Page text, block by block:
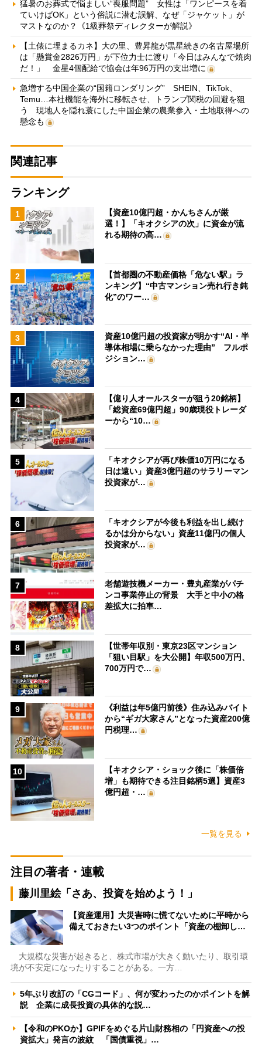
猛暑のお葬式で悩ましい“喪服問題” 女性は「ワンピースを着
ていけばOK」という俗説に潜む誤解、なぜ「ジャケット」が
マストなのか？《1級葬祭ディレクターが解説》
【土俵に埋まるカネ】大の里、豊昇龍が黒星続きの名古屋場所
は「懸賞金2826万円」が下位力士に渡り「今日はみんなで焼肉
だ！」 金星4個配給で協会は年96万円の支出増に
急増する中国企業の“国籍ロンダリング” SHEIN、TikTok、
Temu…本社機能を海外に移転させ、トランプ関税の回避を狙
う 現地人を隠れ蓑にした中国企業の農業参入・土地取得への
懸念も
関連記事
ランキング
1
【資産10億円超・かんちさんが厳
選！】「キオクシアの次」に資金が流
れる期待の高…
2
【首都圏の不動産価格「危ない駅」ラ
ンキング】“中古マンション売れ行き鈍
化”のワー…
3
資産10億円超の投資家が明かす“AI・半
導体相場に乗らなかった理由” フルポ
ジション…
4
【億り人オールスターが狙う20銘柄】
「総資産69億円超」90歳現役トレーダ
ーから“10…
5
「キオクシアが再び株価10万円になる
日は遠い」資産3億円超のサラリーマン
投資家が…
6
「キオクシアが今後も利益を出し続け
るかは分からない」資産11億円の個人
投資家が…
7
老舗遊技機メーカー・豊丸産業がパチ
ンコ事業停止の背景 大手と中小の格
差拡大に拍車…
8
【世帯年収別・東京23区マンション
「狙い目駅」を大公開】年収500万円、
700万円で…
9
《利益は年5億円前後》住み込みバイト
から“ギガ大家さん”となった資産200億
円税理…
10
【キオクシア・ショック後に「株価倍
増」も期待できる注目銘柄5選】資産3
億円超・…
一覧を見る
注目の著者・連載
藤川里絵「さあ、投資を始めよう！」
【資産運用】大災害時に慌てないために平時から
備えておきたい3つのポイント「資産の棚卸し…
大規模な災害が起きると、株式市場が大きく動いたり、取引環
境が不安定になったりすることがある。一方…
5年ぶり改訂の「CGコード」、何が変わったのかポイントを解
説 企業に成長投資の具体的な説…
【令和のPKOか】GPIFをめぐる片山財務相の「円資産への投
資拡大」発言の波紋 「国債重視」…